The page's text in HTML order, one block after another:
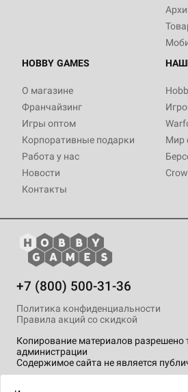
HOBBY GAMES
О магазине
Франчайзинг
Игры оптом
Корпоративные подарки
Работа у нас
Новости
Контакты
Мир
+7 (800) 500-31-36
Копирование материалов разрешено
администрации
Содержимое сайта не является
Политика конфиденциальности
Правила акций со скидкой